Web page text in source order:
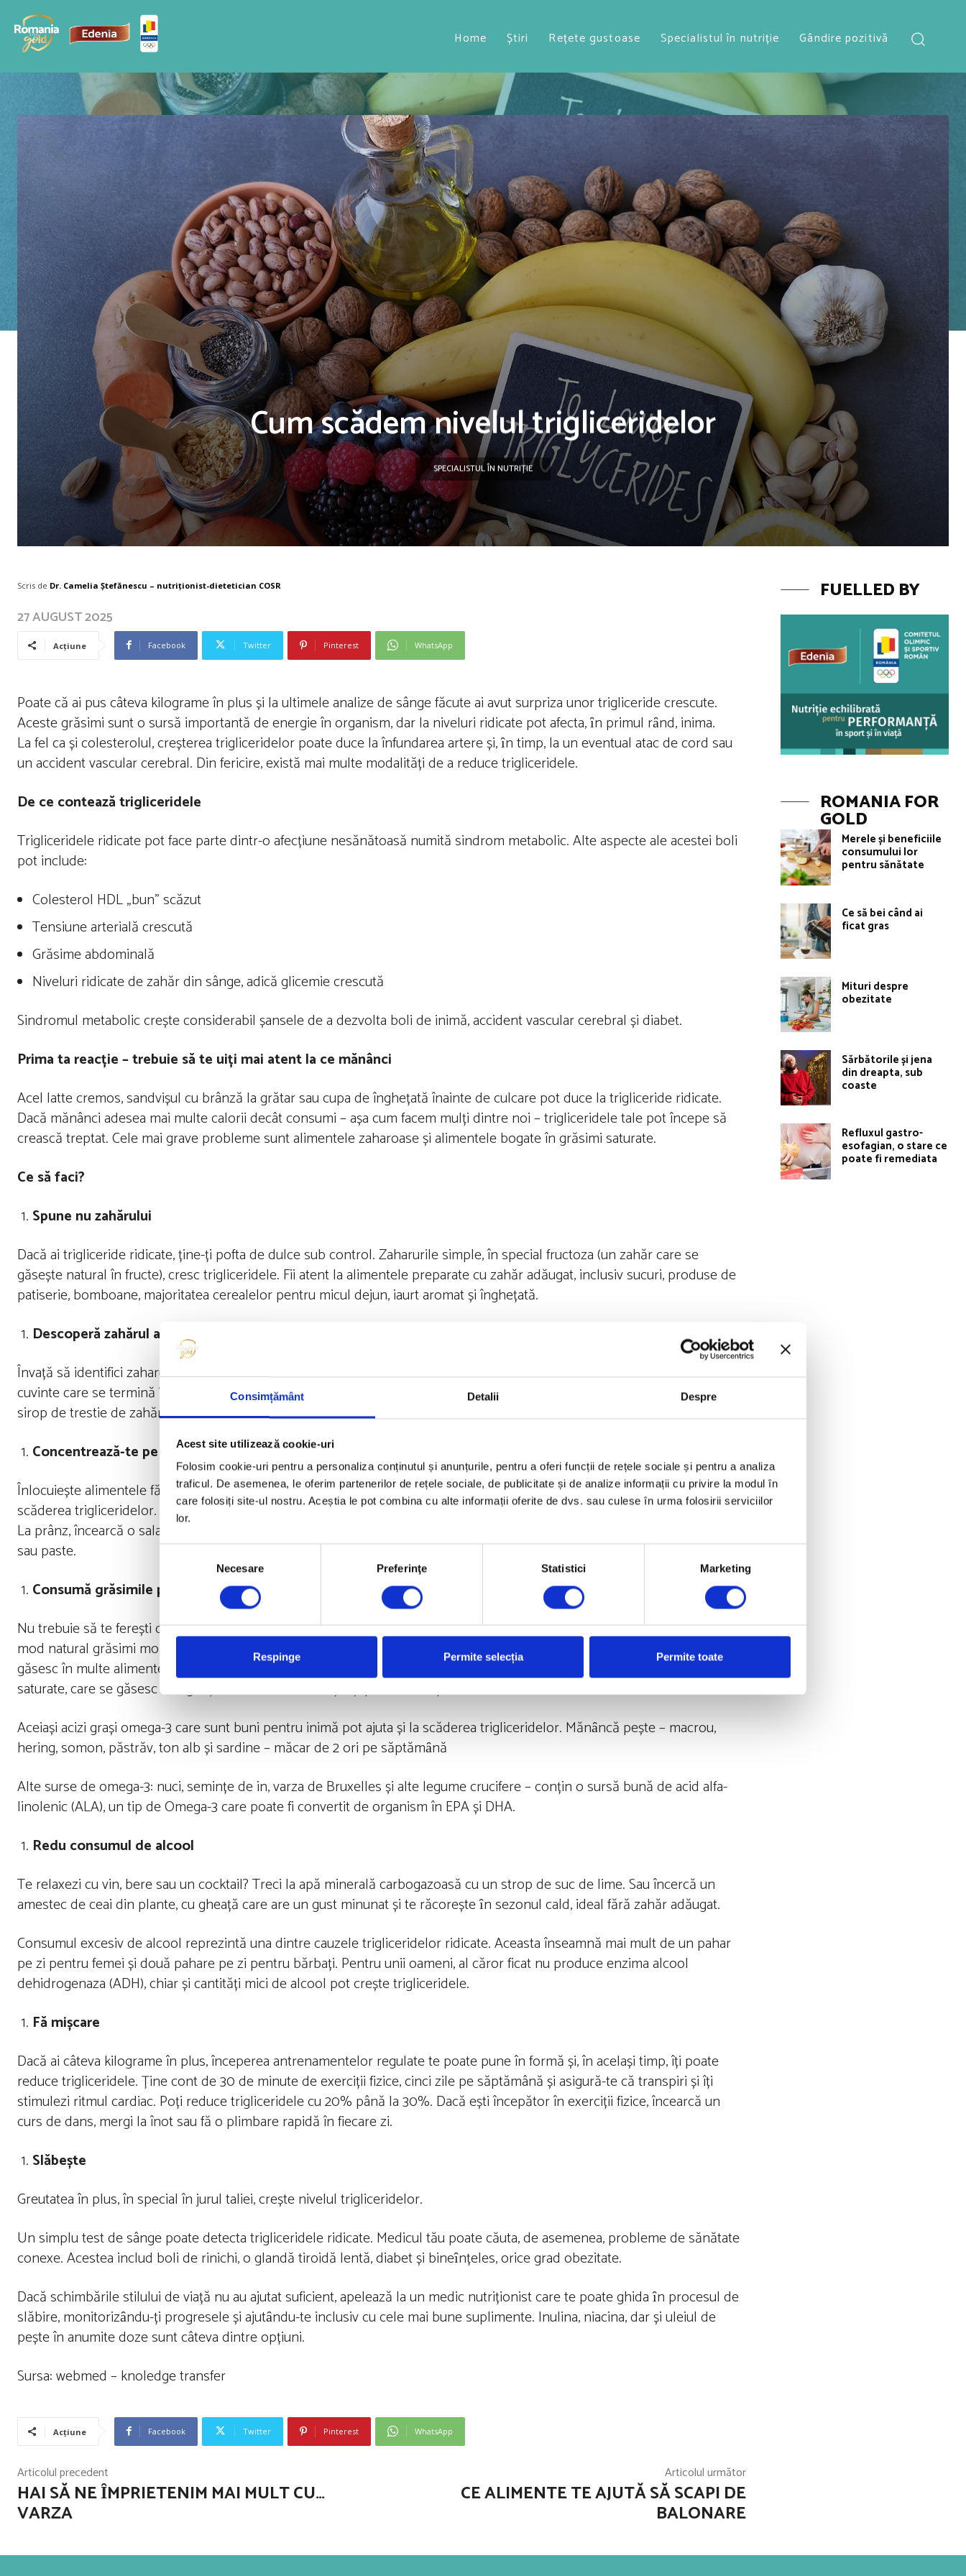
Consimțământ Detalii Despre
Acest site utilizează cookie-uri
Folosim cookie-uri pentru a personaliza conținutul și anunțurile, pentru a oferi funcții de rețele sociale și pentru a analiza
traficul. De asemenea, le oferim partenerilor de rețele sociale, de publicitate și de analize informații cu privire la modul în
care folosiți site-ul nostru. Aceștia le pot combina cu alte informații oferite de dvs. sau culese în urma folosirii serviciilor
lor.
consimțământului
Necesare Preferinţe Statistici Marketing
Respinge Permite selecția Permite toate
Home Știri Rețete gustoase Specialistul în nutriție Gândire pozitivă
Cum scădem nivelul trigliceridelor
SPECIALISTUL ÎN NUTRIȚIE
Scris de Dr. Camelia Ștefănescu – nutriţionist-dietetician COSR
27 AUGUST 2025
Acțiune Facebook Twitter Pinterest WhatsApp
Poate că ai pus câteva kilograme în plus și la ultimele analize de sânge făcute ai avut surpriza unor trigliceride crescute.
Aceste grăsimi sunt o sursă importantă de energie în organism, dar la niveluri ridicate pot afecta, ȋn primul rȃnd, inima.
La fel ca și colesterolul, creșterea trigliceridelor poate duce la înfundarea artere și, ȋn timp, la un eventual atac de cord sau
un accident vascular cerebral. Din fericire, există mai multe modalități de a reduce trigliceridele.
De ce contează trigliceridele
Trigliceridele ridicate pot face parte dintr-o afecțiune nesănătoasă numită sindrom metabolic. Alte aspecte ale acestei boli
pot include:
Colesterol HDL „bun” scăzut
Tensiune arterială crescută
Grăsime abdominală
Niveluri ridicate de zahăr din sânge, adică glicemie crescută
Sindromul metabolic crește considerabil șansele de a dezvolta boli de inimă, accident vascular cerebral și diabet.
Prima ta reacție – trebuie să te uiți mai atent la ce mănânci
Acel latte cremos, sandvișul cu brânză la grătar sau cupa de înghețată înainte de culcare pot duce la trigliceride ridicate.
Dacă mănânci adesea mai multe calorii decât consumi – așa cum facem mulți dintre noi – trigliceridele tale pot începe să
crească treptat. Cele mai grave probleme sunt alimentele zaharoase și alimentele bogate în grăsimi saturate.
Ce să faci?
Spune nu zahărului
Dacă ai trigliceride ridicate, ține-ți pofta de dulce sub control. Zaharurile simple, în special fructoza (un zahăr care se
găsește natural în fructe), cresc trigliceridele. Fii atent la alimentele preparate cu zahăr adăugat, inclusiv sucuri, produse de
patiserie, bomboane, majoritatea cerealelor pentru micul dejun, iaurt aromat și înghețată.
Descoperă zahărul ascuns
Învață să identifici zaharurile adăugate pe etichetele alimentelor. Cuvintele de căutat includ zahăr brun, sirop de porumb,
cuvinte care se termină în „oză” (dextroză, fructoză, glucoză, lactoză, maltoză, zaharoză), concentrate de suc de fructe,
sirop de trestie de zahăr, zahăr din trestie de zahăr, miere, zahăr din malț, melasă și zahăr brut.
Concentrează-te pe fibre
Înlocuiește alimentele făcute cu făină albă rafinată și alege cereale integrale. Vei consuma mai multe fibre, care ajută la
scăderea trigliceridelor. La micul dejun, ia un bol de fulgi de ovăz cu fructe de pădure în loc de un covrig sau cereale dulci.
La prânz, încearcă o salată plină de legume și năut alături de o proteină. Alege orez brun sau quinoa la cină în loc de cartofi
sau paste.
Consumă grăsimile potrivite
Nu trebuie să te ferești de grăsime. Puțină, dar sănătoasă și bună, trebuie să fie motto-ul tău. Alege alimente care conțin în
mod natural grăsimi mono și polinesaturate: avocado, nuci, pui fără piele, ulei de măsline. Evită grăsimile trans, care se
găsesc în multe alimente procesate, cartofi prăjiți, biscuiți, prăjituri, chipsuri și margarină. Nu consumați multe grăsimi
saturate, care se găsesc în înghețată, brânză, carne roșie și produse de patiserie cu unt.
Aceiași acizi grași omega-3 care sunt buni pentru inimă pot ajuta și la scăderea trigliceridelor. Mănȃncă pește – macrou,
hering, somon, păstrăv, ton alb și sardine – măcar de 2 ori pe săptămȃnă
Alte surse de omega-3: nuci, semințe de in, varza de Bruxelles și alte legume crucifere – conțin o sursă bună de acid alfa-
linolenic (ALA), un tip de Omega-3 care poate fi convertit de organism în EPA și DHA.
Redu consumul de alcool
Te relaxezi cu vin, bere sau un cocktail? Treci la apă minerală carbogazoasă cu un strop de suc de lime. Sau încercă un
amestec de ceai din plante, cu gheață care are un gust minunat și te răcorește ȋn sezonul cald, ideal fără zahăr adăugat.
Consumul excesiv de alcool reprezintă una dintre cauzele trigliceridelor ridicate. Aceasta înseamnă mai mult de un pahar
pe zi pentru femei și două pahare pe zi pentru bărbați. Pentru unii oameni, al căror ficat nu produce enzima alcool
dehidrogenaza (ADH), chiar și cantități mici de alcool pot crește trigliceridele.
Fă mișcare
Dacă ai câteva kilograme în plus, începerea antrenamentelor regulate te poate pune în formă și, în același timp, îți poate
reduce trigliceridele. Ține cont de 30 de minute de exerciții fizice, cinci zile pe săptămână și asigură-te că transpiri și îți
stimulezi ritmul cardiac. Poți reduce trigliceridele cu 20% până la 30%. Dacă ești începător în exerciții fizice, încearcă un
curs de dans, mergi la înot sau fă o plimbare rapidă în fiecare zi.
Slăbește
Greutatea în plus, în special în jurul taliei, crește nivelul trigliceridelor.
Un simplu test de sânge poate detecta trigliceridele ridicate. Medicul tău poate căuta, de asemenea, probleme de sănătate
conexe. Acestea includ boli de rinichi, o glandă tiroidă lentă, diabet și bineȋnțeles, orice grad obezitate.
Dacă schimbările stilului de viață nu au ajutat suficient, apelează la un medic nutriționist care te poate ghida ȋn procesul de
slăbire, monitorizȃndu-ți progresele și ajutȃndu-te inclusiv cu cele mai bune suplimente. Inulina, niacina, dar și uleiul de
pește în anumite doze sunt câteva dintre opțiuni.
Sursa: webmed – knoledge transfer
Acțiune Facebook Twitter Pinterest WhatsApp
Articolul precedent
HAI SĂ NE ȊMPRIETENIM MAI MULT CU…
VARZA
Articolul următor
CE ALIMENTE TE AJUTĂ SĂ SCAPI DE
BALONARE
FUELLED BY
ROMANIA FOR
GOLD
Merele și beneficiile
consumului lor
pentru sănătate
Ce să bei când ai
ficat gras
Mituri despre
obezitate
Sărbătorile și jena
din dreapta, sub
coaste
Refluxul gastro-
esofagian, o stare ce
poate fi remediata